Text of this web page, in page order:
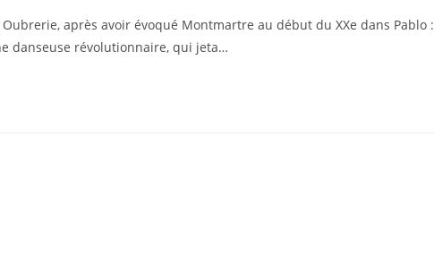
après avoir évoqué Montmartre au début du XXe dans Pablo :
danseuse révolutionnaire, qui jeta…